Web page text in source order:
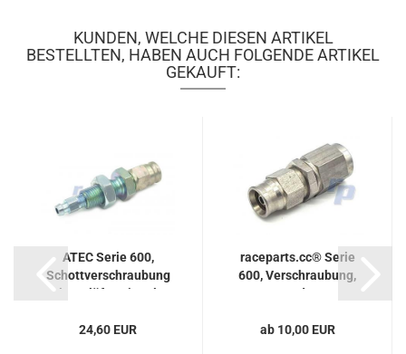
KUNDEN, WELCHE DIESEN ARTIKEL
BESTELLTEN, HABEN AUCH FOLGENDE ARTIKEL
GEKAUFT:
ATEC Serie 600,
Schottverschraubung
mit Entlüfternippel...
24,60 EUR
raceparts.cc® Serie
600, Verschraubung,
gerade...
ab 10,00 EUR